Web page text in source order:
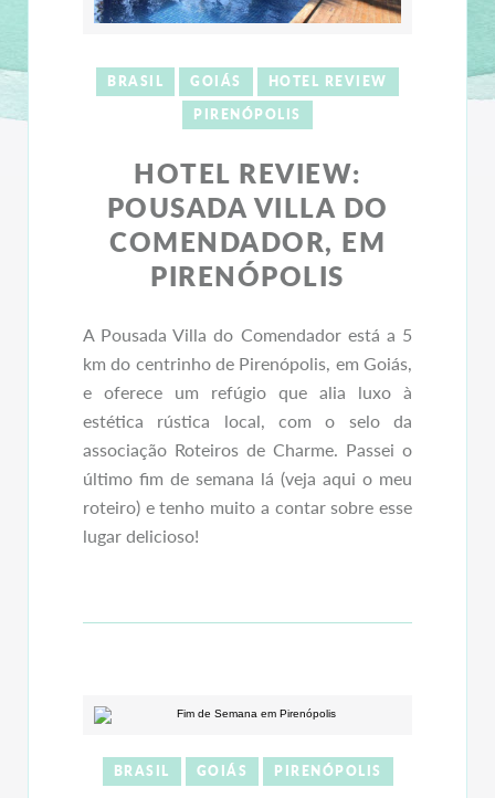
BRASIL GOIÁS
HOTEL REVIEW
PIRENÓPOLIS
HOTEL REVIEW:
POUSADA VILLA DO
COMENDADOR, EM
PIRENÓPOLIS
A Pousada Villa do Comendador está a 5
km do centrinho de Pirenópolis, em Goiás,
e oferece um refúgio que alia luxo à
estética rústica local, com o selo da
associação Roteiros de Charme. Passei o
último fim de semana lá (veja aqui o meu
roteiro) e tenho muito a contar sobre esse
lugar delicioso!
BRASIL GOIÁS PIRENÓPOLIS